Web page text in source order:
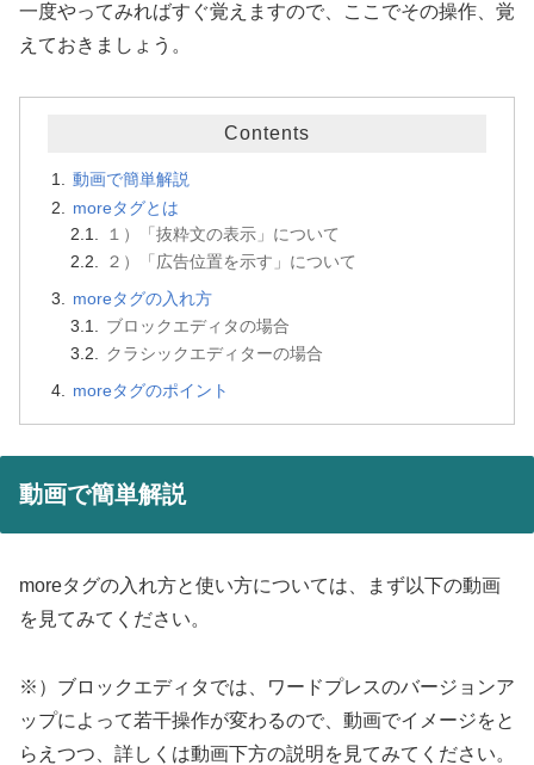
一度やってみればすぐ覚えますので、ここでその操作、覚
えておきましょう。
Contents
動画で簡単解説
moreタグとは
１）「抜粋文の表示」について
２）「広告位置を示す」について
moreタグの入れ方
ブロックエディタの場合
クラシックエディターの場合
moreタグのポイント
動画で簡単解説
moreタグの入れ方と使い方については、まず以下の動画
を見てみてください。
※）ブロックエディタでは、ワードプレスのバージョンア
ップによって若干操作が変わるので、動画でイメージをと
らえつつ、詳しくは動画下方の説明を見てみてください。